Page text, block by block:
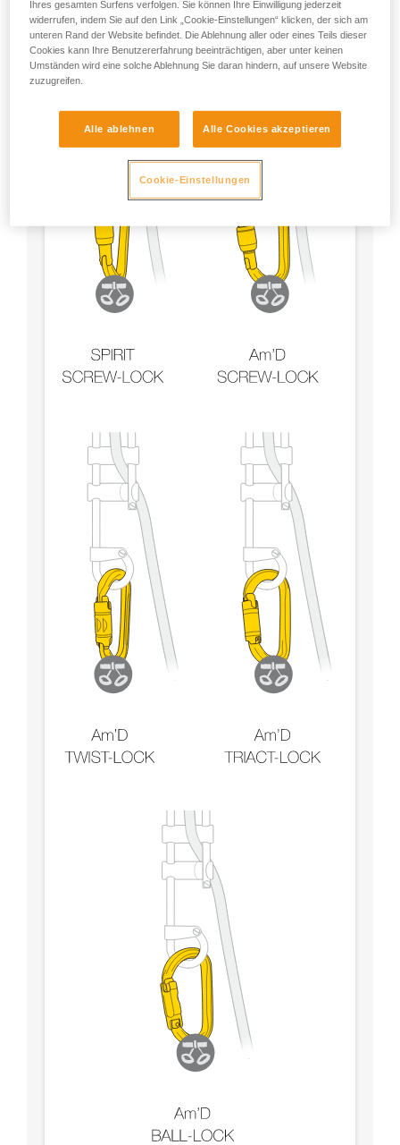
Ihres gesamten Surfens verfolgen. Sie können Ihre Einwilligung jederzeit
widerrufen, indem Sie auf den Link „Cookie-Einstellungen“ klicken, der sich am
unteren Rand der Website befindet. Die Ablehnung aller oder eines Teils dieser
Cookies kann Ihre Benutzererfahrung beeinträchtigen, aber unter keinen
Umständen wird eine solche Ablehnung Sie daran hindern, auf unsere Website
zuzugreifen.
Alle ablehnen Alle Cookies akzeptieren
Cookie-Einstellungen